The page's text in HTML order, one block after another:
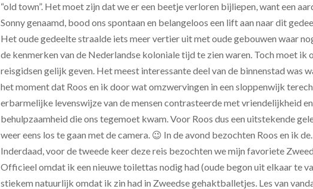
“old town”. Het moet zijn dat we er een beetje verloren bijliepen, want een
Sonny genaamd, bood ons spontaan en belangeloos een lift aan naar dit
Het oude gedeelte straalde iets meer vertier uit met oude gebouwen waar
de kenmerken van de Nederlandse koloniale tijd te zien waren. Toch moet ik
reisgidsen gelijk geven. Het meest interessante deel van de binnenstad was
het moment dat Roos en ik door wat omzwervingen in een sloppenwijk
erbarmelijke levenswijze van de mensen contrasteerde met vriendelijkheid en
behulpzaamheid die ons tegemoet kwam. Voor Roos dus een uitstekende
weer eens los te gaan met de camera. 😉 In de avond bezochten Roos en ik
Inderdaad, voor de tweede keer deze reis bezochten we mijn favoriete
Officieel omdat ik een nieuwe toilettas nodig had (oude begon uit elkaar te
stiekem natuurlijk omdat ik zin had in Zweedse gehaktballetjes. Les van